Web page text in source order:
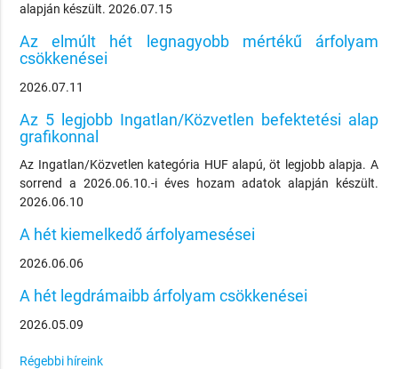
alapján készült. 2026.07.15
Az elmúlt hét legnagyobb mértékű árfolyam
csökkenései
2026.07.11
Az 5 legjobb Ingatlan/Közvetlen befektetési alap
grafikonnal
Az Ingatlan/Közvetlen kategória HUF alapú, öt legjobb alapja. A
sorrend a 2026.06.10.-i éves hozam adatok alapján készült.
2026.06.10
A hét kiemelkedő árfolyamesései
2026.06.06
A hét legdrámaibb árfolyam csökkenései
2026.05.09
Régebbi híreink